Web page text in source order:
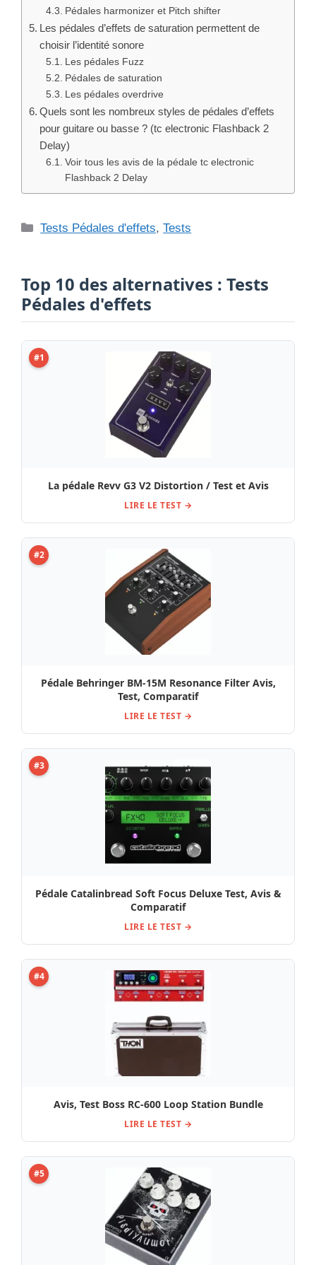
Pédales harmonizer et Pitch shifter
Les pédales d’effets de saturation permettent de
choisir l’identité sonore
Les pédales Fuzz
Pédales de saturation
Les pédales overdrive
Quels sont les nombreux styles de pédales d’effets
pour guitare ou basse ? (tc electronic Flashback 2
Delay)
Voir tous les avis de la pédale tc electronic
Flashback 2 Delay
Catégories
Tests Pédales d'effets,Tests
Top 10 des alternatives : Tests
Pédales d'effets
#1
La pédale Revv G3 V2 Distortion / Test et Avis
LIRE LE TEST →
#2
Pédale Behringer BM-15M Resonance Filter Avis,
Test, Comparatif
LIRE LE TEST →
#3
Pédale Catalinbread Soft Focus Deluxe Test, Avis &
Comparatif
LIRE LE TEST →
#4
Avis, Test Boss RC-600 Loop Station Bundle
LIRE LE TEST →
#5